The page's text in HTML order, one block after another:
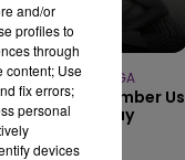
LADY GAGA
Always Remember Us
This Way
and/or
profiles to
through
content; Use
fix errors;
personal
devices